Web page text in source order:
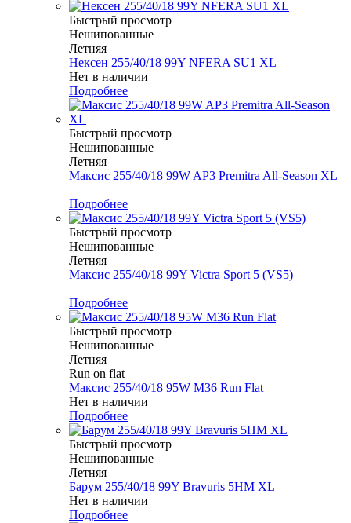
Быстрый просмотр
Нешипованные
Летняя
Нексен 255/40/18 99Y NFERA SU1 XL
Нет в наличии
Подробнее
Быстрый просмотр
Нешипованные
Летняя
Максис 255/40/18 99W AP3 Premitra All-Season XL
Подробнее
Быстрый просмотр
Нешипованные
Летняя
Максис 255/40/18 99Y Victra Sport 5 (VS5)
Подробнее
Быстрый просмотр
Нешипованные
Летняя
Run on flat
Максис 255/40/18 95W M36 Run Flat
Нет в наличии
Подробнее
Быстрый просмотр
Нешипованные
Летняя
Барум 255/40/18 99Y Bravuris 5HM XL
Нет в наличии
Подробнее